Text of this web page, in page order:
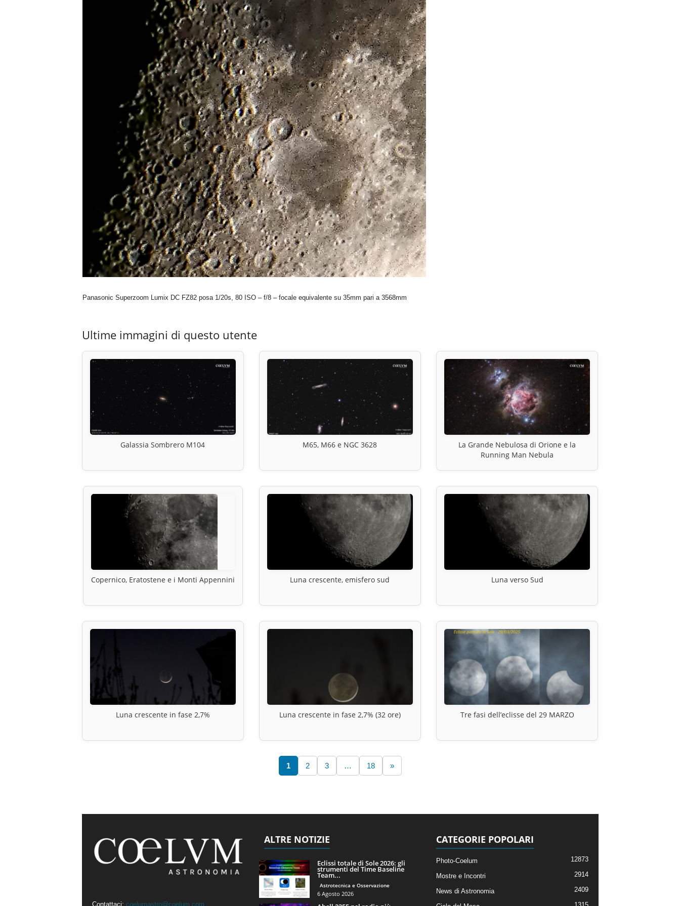
Panasonic Superzoom Lumix DC FZ82 posa 1/20s, 80 ISO – f/8 – focale equivalente su 35mm pari a 3568mm
Ultime immagini di questo utente
Galassia Sombrero M104 M65, M66 e NGC 3628
La Grande Nebulosa di Orione e la
Running Man Nebula
Copernico, Eratostene e i Monti Appennini Luna crescente, emisfero sud Luna verso Sud
Luna crescente in fase 2,7% Luna crescente in fase 2,7% (32 ore) Tre fasi dell’eclisse del 29 MARZO
1 2 3 … 18 »
Contattaci: coelumastro@coelum.com
ALTRE NOTIZIE
Eclissi totale di Sole 2026: gli
strumenti del Time Baseline
Team...
Astrotecnica e Osservazione
6 Agosto 2026
CATEGORIE POPOLARI
Photo-Coelum 12873
Mostre e Incontri 2914
News di Astronomia 2409